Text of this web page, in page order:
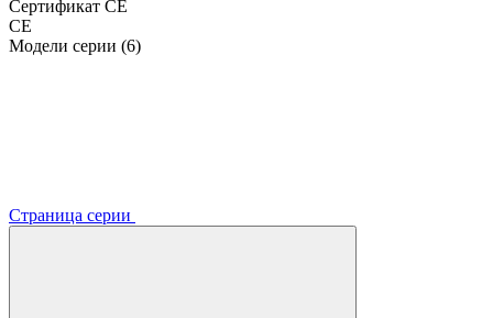
Сертификат CE
CE
Модели серии (6)
Страница серии